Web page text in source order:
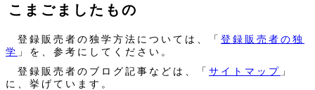
こまごましたもの
登録販売者の独学方法については、「 登録販売者の独
学 」を、参考にしてください。
登録販売者のブログ記事などは、「 サイトマップ 」
に、挙げています。